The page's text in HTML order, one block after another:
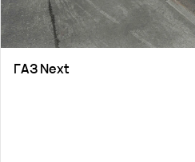
ГАЗ Next